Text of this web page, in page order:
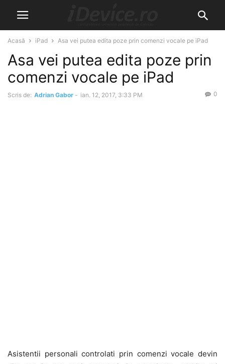
Acasă iPad Asa vei putea edita poze prin comenzi vocale pe iPad
Asa vei putea edita poze prin
comenzi vocale pe iPad
Scris de: Adrian Gabor - ian. 12, 2017, 3:33 PM 0
Asistentii personali controlati prin comenzi vocale devin